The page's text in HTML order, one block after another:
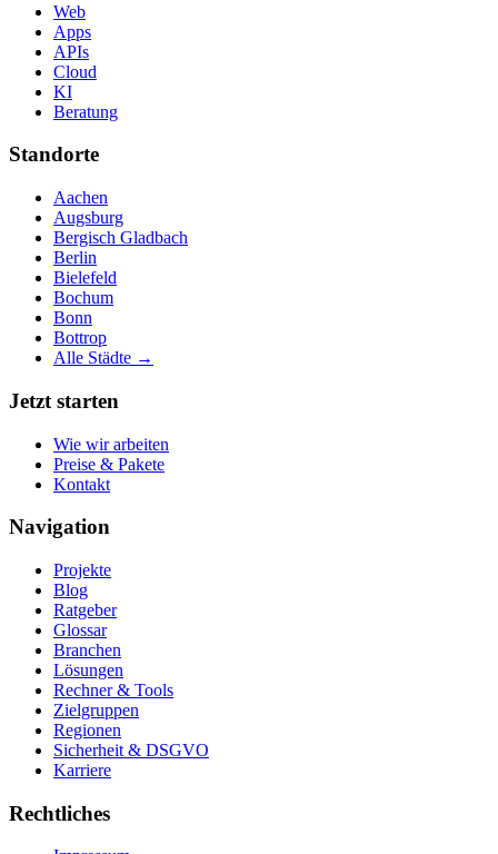
Web
Apps
APIs
Cloud
KI
Beratung
Standorte
Aachen
Augsburg
Bergisch Gladbach
Berlin
Bielefeld
Bochum
Bonn
Bottrop
Alle Städte →
Jetzt starten
Wie wir arbeiten
Preise & Pakete
Kontakt
Navigation
Projekte
Blog
Ratgeber
Glossar
Branchen
Lösungen
Rechner & Tools
Zielgruppen
Regionen
Sicherheit & DSGVO
Karriere
Rechtliches